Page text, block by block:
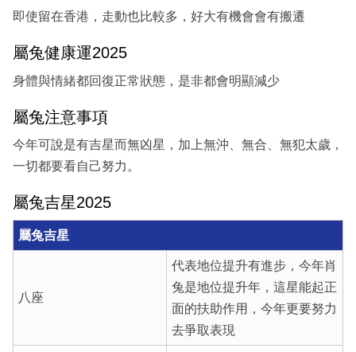
即使留在香港，走動也比較多，好大有機會會有搬遷
屬兔健康運2025
身體與情緒都回復正常狀態，是非都會明顯減少
屬兔注意事項
今年可說是有吉星而無凶星，加上無沖、無合、無犯太歲，
一切都要看自己努力。
屬兔吉星2025
屬兔吉星
八座
代表地位提升有進步，今年肖
兔是地位提升年，這星能起正
面的扶助作用，今年更要努力
去爭取表現